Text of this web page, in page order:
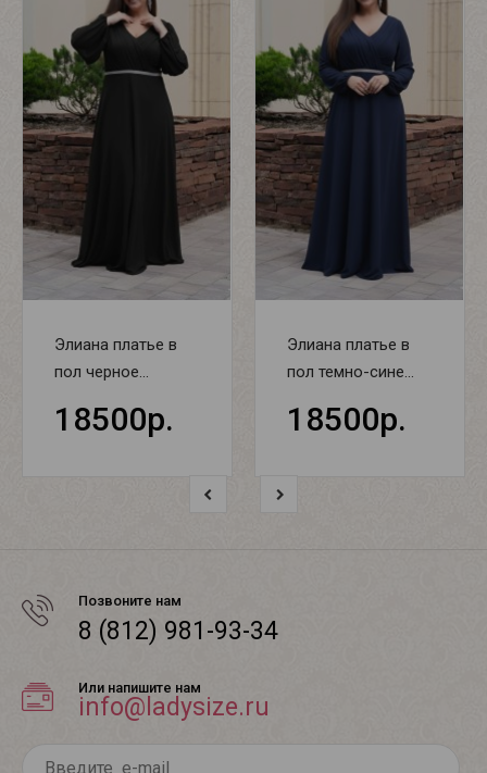
Элиана платье в
пол черное...
18500р.
Элиана платье в
пол темно-сине...
18500р.
Позвоните нам
8 (812) 981-93-34
Или напишите нам
info@ladysize.ru